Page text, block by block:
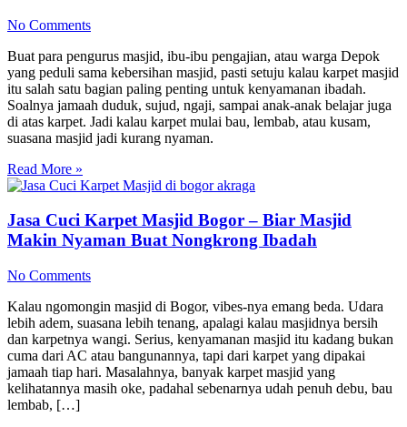
No Comments
Buat para pengurus masjid, ibu-ibu pengajian, atau warga Depok
yang peduli sama kebersihan masjid, pasti setuju kalau karpet masjid
itu salah satu bagian paling penting untuk kenyamanan ibadah.
Soalnya jamaah duduk, sujud, ngaji, sampai anak-anak belajar juga
di atas karpet. Jadi kalau karpet mulai bau, lembab, atau kusam,
suasana masjid jadi kurang nyaman.
Read More »
Jasa Cuci Karpet Masjid Bogor – Biar Masjid
Makin Nyaman Buat Nongkrong Ibadah
No Comments
Kalau ngomongin masjid di Bogor, vibes-nya emang beda. Udara
lebih adem, suasana lebih tenang, apalagi kalau masjidnya bersih
dan karpetnya wangi. Serius, kenyamanan masjid itu kadang bukan
cuma dari AC atau bangunannya, tapi dari karpet yang dipakai
jamaah tiap hari. Masalahnya, banyak karpet masjid yang
kelihatannya masih oke, padahal sebenarnya udah penuh debu, bau
lembab, […]